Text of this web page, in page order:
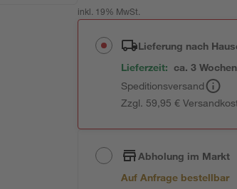
inkl. 19% MwSt.
Lieferung nach
Lieferzeit: ca. 3 Wochen
Speditionsversand
Zzgl. 59,95 €
Abholung im Markt
Auf Anfrage bestellbar